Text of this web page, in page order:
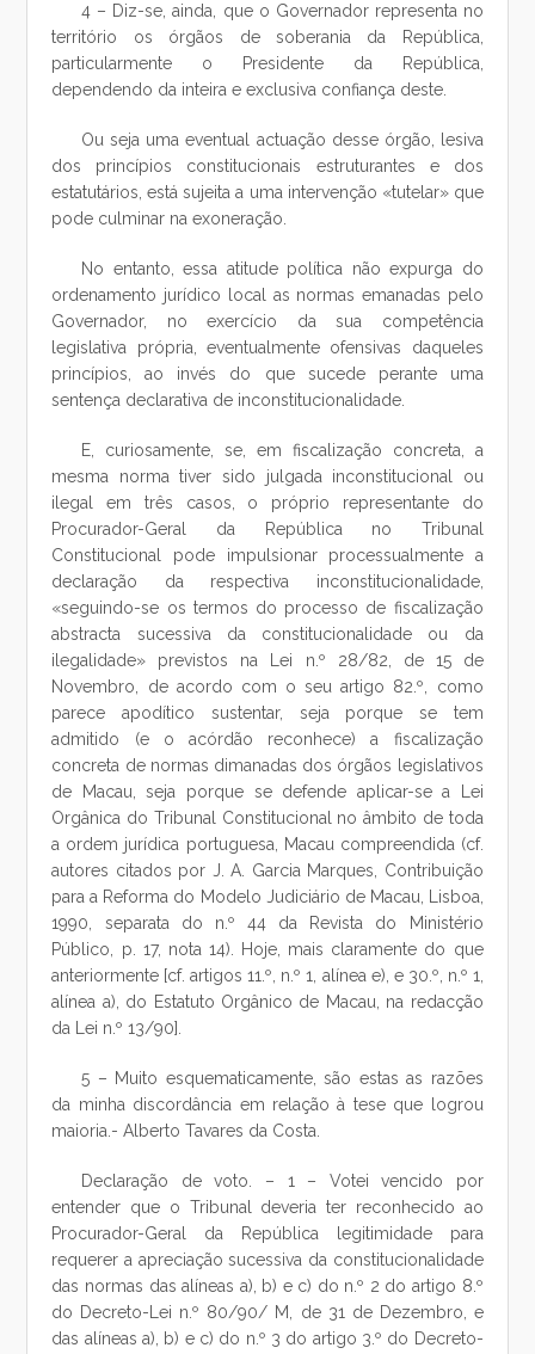
4 – Diz-se, ainda, que o Governador representa no
território os órgãos de soberania da República,
particularmente o Presidente da República,
dependendo da inteira e exclusiva confiança deste.
Ou seja uma eventual actuação desse órgão, lesiva
dos princípios constitucionais estruturantes e dos
estatutários, está sujeita a uma intervenção «tutelar» que
pode culminar na exoneração.
No entanto, essa atitude política não expurga do
ordenamento jurídico local as normas emanadas pelo
Governador, no exercício da sua competência
legislativa própria, eventualmente ofensivas daqueles
princípios, ao invés do que sucede perante uma
sentença declarativa de inconstitucionalidade.
E, curiosamente, se, em fiscalização concreta, a
mesma norma tiver sido julgada inconstitucional ou
ilegal em três casos, o próprio representante do
Procurador-Geral da República no Tribunal
Constitucional pode impulsionar processualmente a
declaração da respectiva inconstitucionalidade,
«seguindo-se os termos do processo de fiscalização
abstracta sucessiva da constitucionalidade ou da
ilegalidade» previstos na Lei n.º 28/82, de 15 de
Novembro, de acordo com o seu artigo 82.º, como
parece apodítico sustentar, seja porque se tem
admitido (e o acórdão reconhece) a fiscalização
concreta de normas dimanadas dos órgãos legislativos
de Macau, seja porque se defende aplicar-se a Lei
Orgânica do Tribunal Constitucional no âmbito de toda
a ordem jurídica portuguesa, Macau compreendida (cf.
autores citados por J. A. Garcia Marques, Contribuição
para a Reforma do Modelo Judiciário de Macau, Lisboa,
1990, separata do n.º 44 da Revista do Ministério
Público, p. 17, nota 14). Hoje, mais claramente do que
anteriormente [cf. artigos 11.º, n.º 1, alínea e), e 30.º, n.º 1,
alínea a), do Estatuto Orgânico de Macau, na redacção
da Lei n.º 13/90].
5 – Muito esquematicamente, são estas as razões
da minha discordância em relação à tese que logrou
maioria.- Alberto Tavares da Costa.
Declaração de voto. – 1 – Votei vencido por
entender que o Tribunal deveria ter reconhecido ao
Procurador-Geral da República legitimidade para
requerer a apreciação sucessiva da constitucionalidade
das normas das alíneas a), b) e c) do n.º 2 do artigo 8.º
do Decreto-Lei n.º 80/90/ M, de 31 de Dezembro, e
das alíneas a), b) e c) do n.º 3 do artigo 3.º do Decreto-